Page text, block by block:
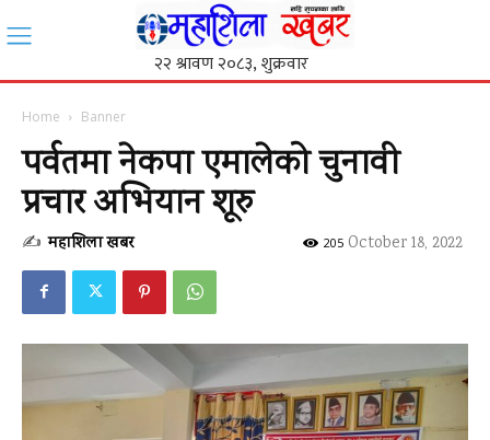
Home Banner
पर्वतमा नेकपा एमालेको चुनावी
प्रचार अभियान शूरु
✍ महाशिला खबर October 18, 2022
205